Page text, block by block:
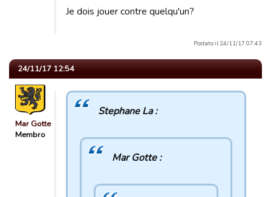
Je dois jouer contre quelqu'un?
Postato il 24/11/17 07:43
24/11/17 12:54
Mar Gotte
Membro
Stephane La :
Mar Gotte :